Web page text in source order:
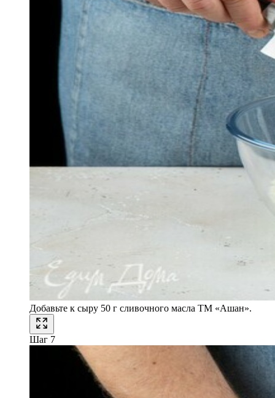
Добавьте к сыру 50 г сливочного масла ТМ «Ашан».
Шаг 7